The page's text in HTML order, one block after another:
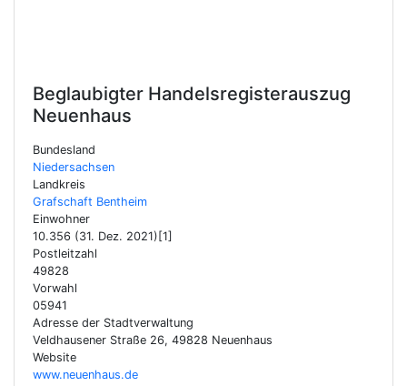
Beglaubigter Handelsregisterauszug
Neuenhaus
Bundesland
Niedersachsen
Landkreis
Grafschaft Bentheim
Einwohner
10.356 (31. Dez. 2021)[1]
Postleitzahl
49828
Vorwahl
05941
Adresse der Stadtverwaltung
Veldhausener Straße 26, 49828 Neuenhaus
Website
www.neuenhaus.de